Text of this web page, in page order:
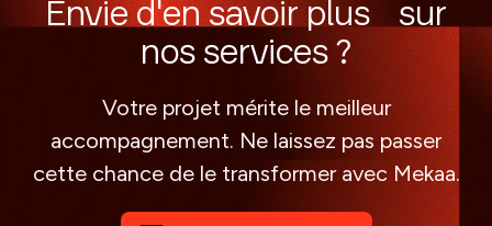
Envie d'en savoir plus sur
nos services ?
Votre projet mérite le meilleur
accompagnement. Ne laissez pas passer
cette chance de le transformer avec Mekaa.